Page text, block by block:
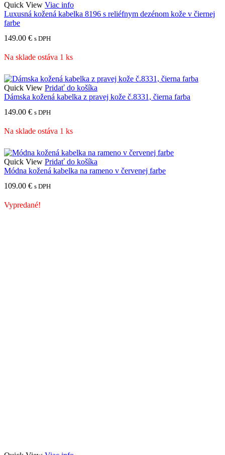
Quick View Viac info
Luxusná kožená kabelka 8196 s reliéfnym dezénom kože v čiernej
farbe
149.00 € s DPH
Na sklade ostáva 1 ks
Quick View Pridať do košíka
Dámska kožená kabelka z pravej kože č.8331, čierna farba
149.00 € s DPH
Na sklade ostáva 1 ks
Quick View Pridať do košíka
Módna kožená kabelka na rameno v červenej farbe
109.00 € s DPH
Vypredané!